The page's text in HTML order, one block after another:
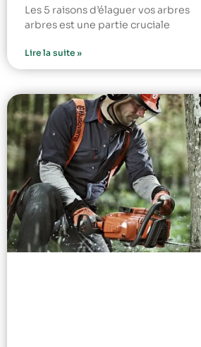
Les 5 raisons d’élaguer vos arbres
arbres est une partie cruciale
Lire la suite »